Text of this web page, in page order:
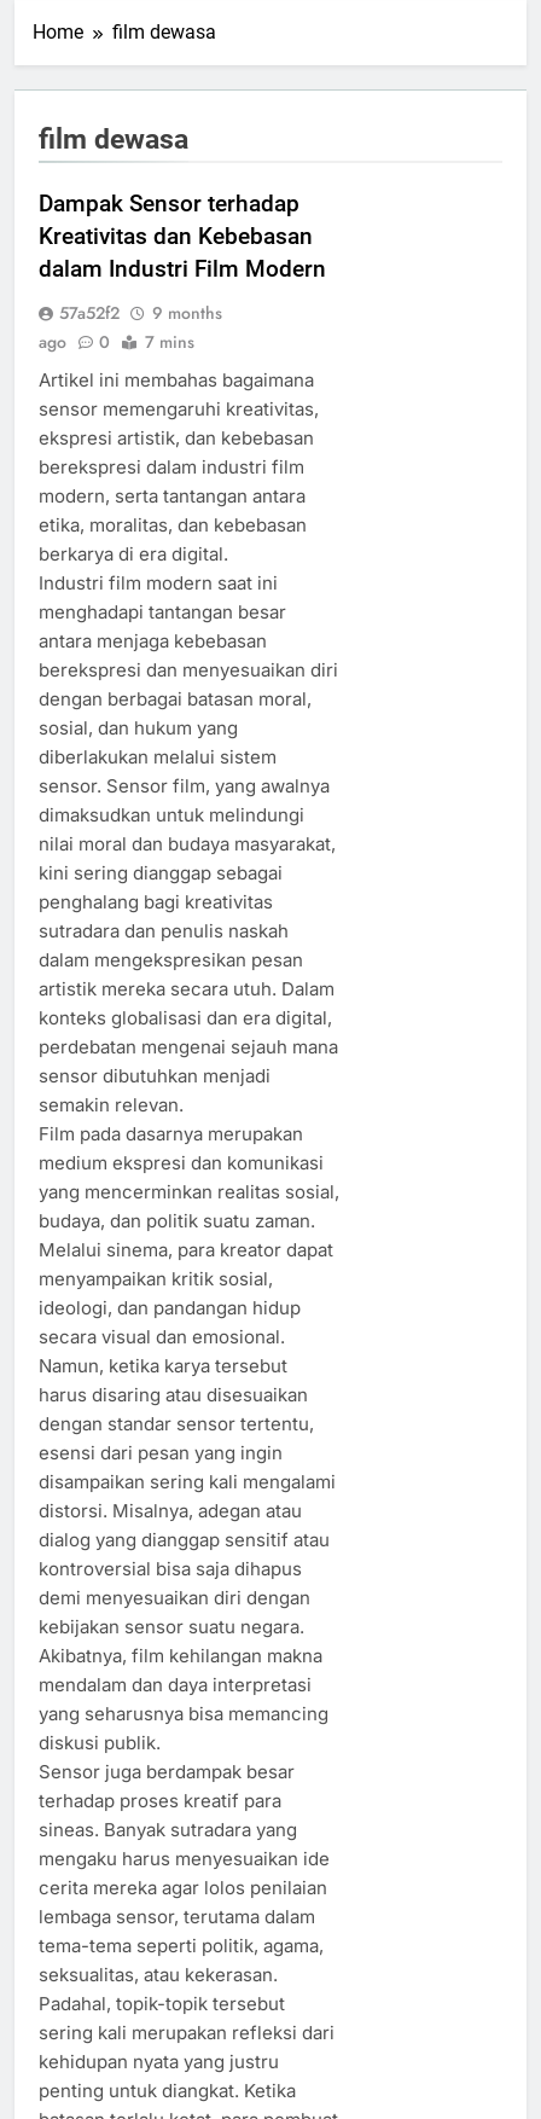
Home film dewasa
film dewasa
Dampak Sensor terhadap
Kreativitas dan Kebebasan
dalam Industri Film Modern
57a52f2
9 months
ago
0 7 mins
Artikel ini membahas bagaimana
sensor memengaruhi kreativitas,
ekspresi artistik, dan kebebasan
berekspresi dalam industri film
modern, serta tantangan antara
etika, moralitas, dan kebebasan
berkarya di era digital.
Industri film modern saat ini
menghadapi tantangan besar
antara menjaga kebebasan
berekspresi dan menyesuaikan diri
dengan berbagai batasan moral,
sosial, dan hukum yang
diberlakukan melalui sistem
sensor. Sensor film, yang awalnya
dimaksudkan untuk melindungi
nilai moral dan budaya masyarakat,
kini sering dianggap sebagai
penghalang bagi kreativitas
sutradara dan penulis naskah
dalam mengekspresikan pesan
artistik mereka secara utuh. Dalam
konteks globalisasi dan era digital,
perdebatan mengenai sejauh mana
sensor dibutuhkan menjadi
semakin relevan.
Film pada dasarnya merupakan
medium ekspresi dan komunikasi
yang mencerminkan realitas sosial,
budaya, dan politik suatu zaman.
Melalui sinema, para kreator dapat
menyampaikan kritik sosial,
ideologi, dan pandangan hidup
secara visual dan emosional.
Namun, ketika karya tersebut
harus disaring atau disesuaikan
dengan standar sensor tertentu,
esensi dari pesan yang ingin
disampaikan sering kali mengalami
distorsi. Misalnya, adegan atau
dialog yang dianggap sensitif atau
kontroversial bisa saja dihapus
demi menyesuaikan diri dengan
kebijakan sensor suatu negara.
Akibatnya, film kehilangan makna
mendalam dan daya interpretasi
yang seharusnya bisa memancing
diskusi publik.
Sensor juga berdampak besar
terhadap proses kreatif para
sineas. Banyak sutradara yang
mengaku harus menyesuaikan ide
cerita mereka agar lolos penilaian
lembaga sensor, terutama dalam
tema-tema seperti politik, agama,
seksualitas, atau kekerasan.
Padahal, topik-topik tersebut
sering kali merupakan refleksi dari
kehidupan nyata yang justru
penting untuk diangkat. Ketika